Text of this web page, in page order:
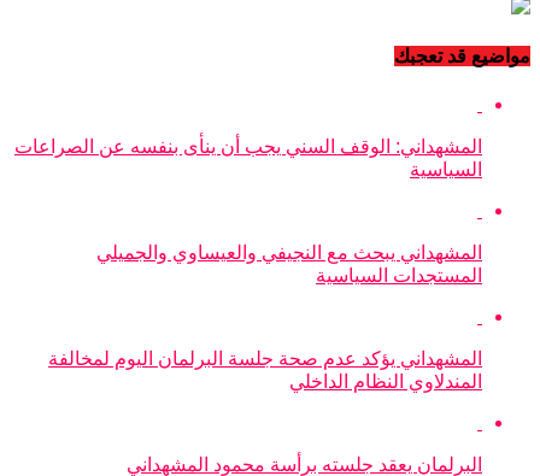
مواضيع قد تعجبك
المشهداني: الوقف السني يجب أن ينأى بنفسه عن الصراعات
السياسية
المشهداني يبحث مع النجيفي والعيساوي والجميلي
المستجدات السياسية
المشهداني يؤكد عدم صحة جلسة البرلمان اليوم لمخالفة
المندلاوي النظام الداخلي
البرلمان يعقد جلسته برأسة محمود المشهداني